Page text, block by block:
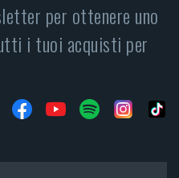
per ottenere uno
i tuoi acquisti per